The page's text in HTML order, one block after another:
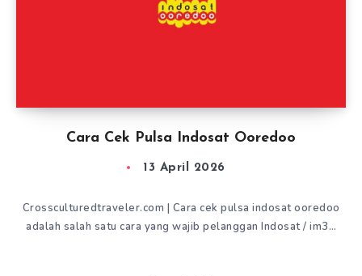
Cara Cek Pulsa Indosat Ooredoo
13 April 2026
Crossculturedtraveler.com | Cara cek pulsa indosat ooredoo
adalah salah satu cara yang wajib pelanggan Indosat / im3…